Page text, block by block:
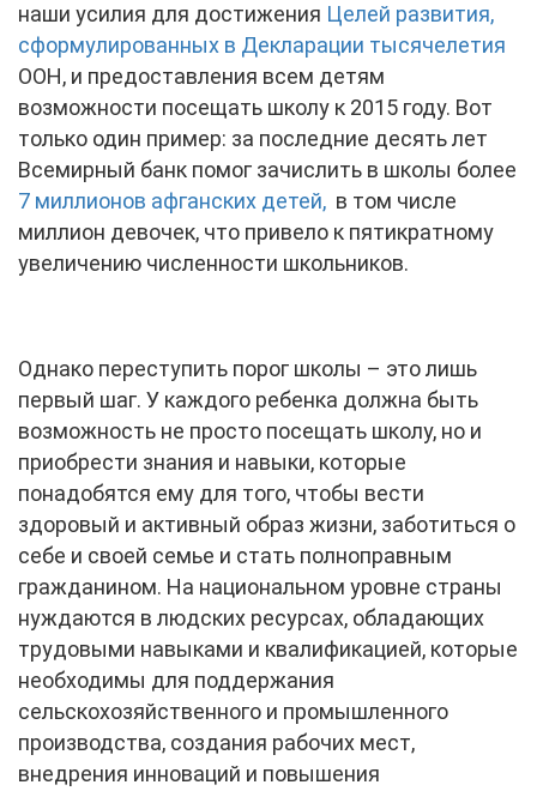
наши усилия для достижения Целей развития,
сформулированных в Декларации тысячелетия
ООН, и предоставления всем детям
возможности посещать школу к 2015 году. Вот
только один пример: за последние десять лет
Всемирный банк помог зачислить в школы более
7 миллионов афганских детей, в том числе
миллион девочек, что привело к пятикратному
увеличению численности школьников.
Однако переступить порог школы – это лишь
первый шаг. У каждого ребенка должна быть
возможность не просто посещать школу, но и
приобрести знания и навыки, которые
понадобятся ему для того, чтобы вести
здоровый и активный образ жизни, заботиться о
себе и своей семье и стать полноправным
гражданином. На национальном уровне страны
нуждаются в людских ресурсах, обладающих
трудовыми навыками и квалификацией, которые
необходимы для поддержания
сельскохозяйственного и промышленного
производства, создания рабочих мест,
внедрения инноваций и повышения